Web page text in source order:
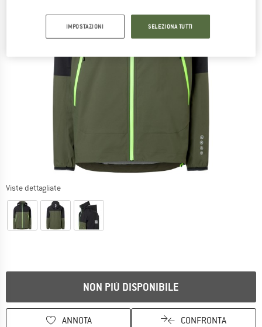
Viste dettagliate
NON PIÙ DISPONIBILE
ANNOTA CONFRONTA
IMPOSTAZIONI SELEZIONA TUTTI